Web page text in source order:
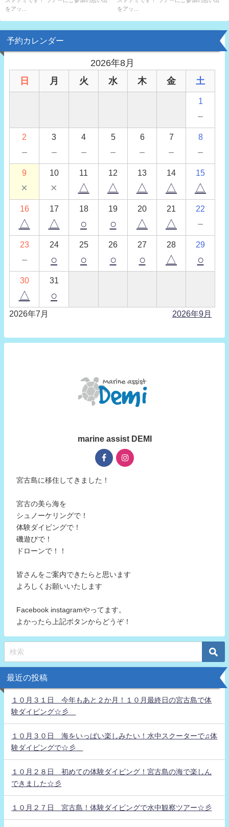
をアッ...
をアッ...
予約カレンダー
2026年8月
日
月 火 水 木 金 土
1
－
2
－
3
－
4
－
5
－
6
－
7
－
8
－
9
×
10
×
11
△
12
△
13
△
14
△
15
△
16
△
17
△
18
○
19
○
20
△
21
△
22
－
23
－
24
○
25
○
26
○
27
○
28
△
29
○
30
△
31
○
2026年7月 2026年9月
marine assist DEMI
宮古島に移住してきました！
宮古の美ら海を
シュノーケリングで！
体験ダイビングで！
磯遊びで！
ドローンで！！
皆さんをご案内できたらと思います
よろしくお願いいたします
Facebook instagramやってます。
よかったら上記ボタンからどうぞ！
最近の投稿
１０月３１日 今年もあと２か月！１０月最終日の宮古島で体
験ダイビング☆彡
１０月３０日 海をいっぱい楽しみたい！水中スクーターで♫体
験ダイビングで☆彡
１０月２８日 初めての体験ダイビング！宮古島の海で楽しん
できました☆彡
１０月２７日 宮古島！体験ダイビングで水中観察ツアー☆彡